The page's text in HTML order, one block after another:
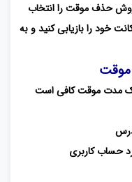
روش حذف موقت را انتخاب
خود را بازیابی کنید و به
موقت
یک مدت موقت کافی است
حساب کاربری